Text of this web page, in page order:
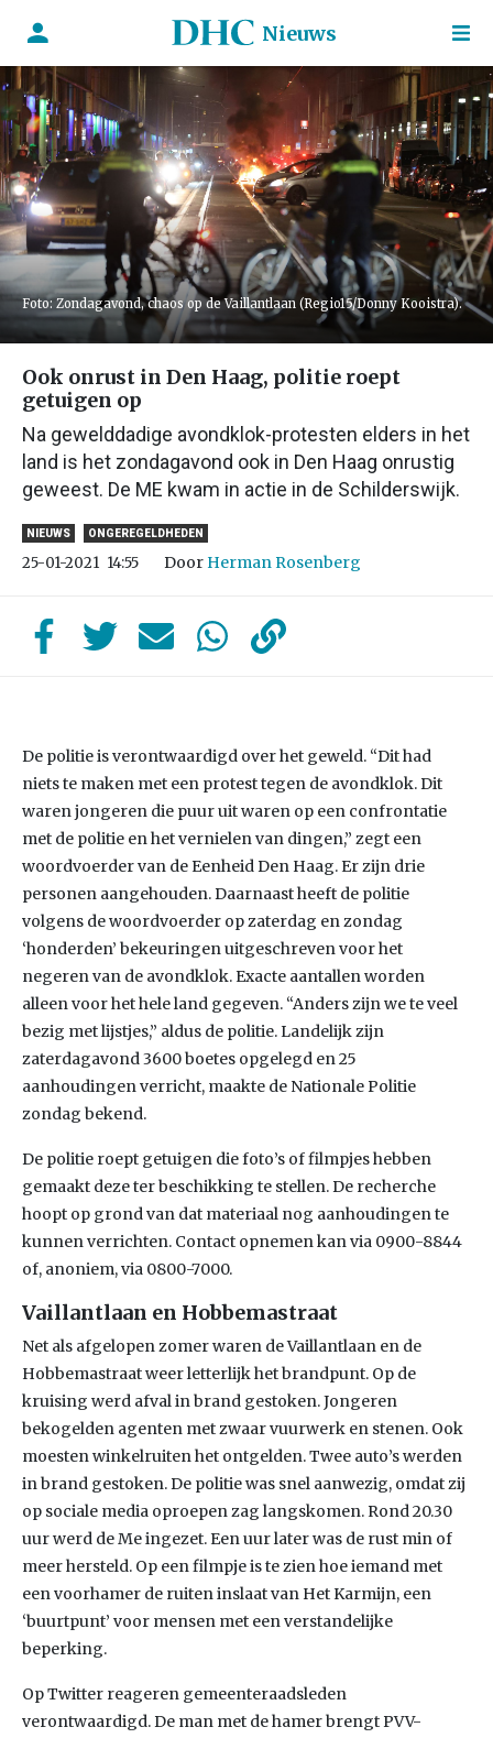
Nieuws
Foto: Zondagavond, chaos op de Vaillantlaan (Regio15/Donny Kooistra).
Ook onrust in Den Haag, politie roept
getuigen op
Na gewelddadige avondklok-protesten elders in het
land is het zondagavond ook in Den Haag onrustig
geweest. De ME kwam in actie in de Schilderswijk.
NIEUWS ONGEREGELDHEDEN
25-01-2021 14:55 Door Herman Rosenberg
De politie is verontwaardigd over het geweld. “Dit had
niets te maken met een protest tegen de avondklok. Dit
waren jongeren die puur uit waren op een confrontatie
met de politie en het vernielen van dingen,” zegt een
woordvoerder van de Eenheid Den Haag. Er zijn drie
personen aangehouden. Daarnaast heeft de politie
volgens de woordvoerder op zaterdag en zondag
‘honderden’ bekeuringen uitgeschreven voor het
negeren van de avondklok. Exacte aantallen worden
alleen voor het hele land gegeven. “Anders zijn we te veel
bezig met lijstjes,” aldus de politie. Landelijk zijn
zaterdagavond 3600 boetes opgelegd en 25
aanhoudingen verricht, maakte de Nationale Politie
zondag bekend.
De politie roept getuigen die foto’s of filmpjes hebben
gemaakt deze ter beschikking te stellen. De recherche
hoopt op grond van dat materiaal nog aanhoudingen te
kunnen verrichten. Contact opnemen kan via 0900-8844
of, anoniem, via 0800-7000.
Vaillantlaan en Hobbemastraat
Net als afgelopen zomer waren de Vaillantlaan en de
Hobbemastraat weer letterlijk het brandpunt. Op de
kruising werd afval in brand gestoken. Jongeren
bekogelden agenten met zwaar vuurwerk en stenen. Ook
moesten winkelruiten het ontgelden. Twee auto’s werden
in brand gestoken. De politie was snel aanwezig, omdat zij
op sociale media oproepen zag langskomen. Rond 20.30
uur werd de Me ingezet. Een uur later was de rust min of
meer hersteld. Op een filmpje is te zien hoe iemand met
een voorhamer de ruiten inslaat van Het Karmijn, een
‘buurtpunt’ voor mensen met een verstandelijke
beperking.
Op Twitter reageren gemeenteraadsleden
verontwaardigd. De man met de hamer brengt PVV-